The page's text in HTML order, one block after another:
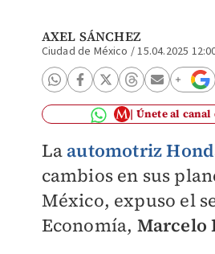
AXEL SÁNCHEZ
Ciudad de México /15.04.2025
Únete al
La automotriz
cambios en sus
México, expuso el
Economía, Marcelo